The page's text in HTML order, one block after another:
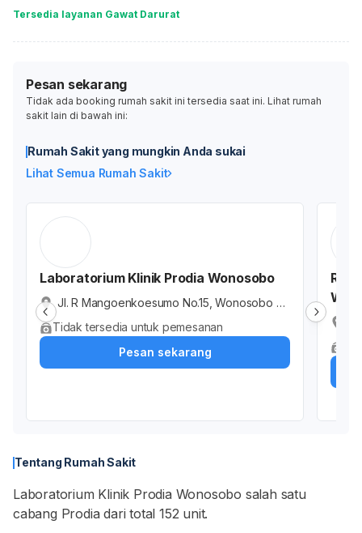
Tersedia layanan Gawat Darurat
Pesan sekarang
Tidak ada booking rumah sakit ini tersedia saat ini. Lihat rumah
sakit lain di bawah ini:
Rumah Sakit yang mungkin Anda sukai
Lihat Semua Rumah Sakit
Laboratorium Klinik Prodia Wonosobo
Jl. R Mangoenkoesumo No.15, Wonosobo Ti
mur, Kabupaten Wonosobo, Jawa Tengah, I
ndonesia
Tidak tersedia untuk pemesanan
Pesan sekarang
Tentang Rumah Sakit
Laboratorium Klinik Prodia Wonosobo salah satu
cabang Prodia dari total 152 unit.